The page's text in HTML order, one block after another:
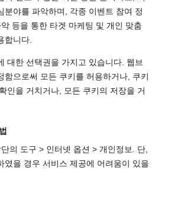
분야를 파악하며, 각종 이벤트 참여 정
등을 통한 타겟 마케팅 및 개인 맞춤
합니다.
대한 선택권을 가지고 있습니다. 웹브
함으로써 모든 쿠키를 허용하거나, 쿠키
인을 거치거나, 모든 쿠키의 저장을 거
의 도구 > 인터넷 옵션 > 개인정보. 단,
였을 경우 서비스 제공에 어려움이 있을